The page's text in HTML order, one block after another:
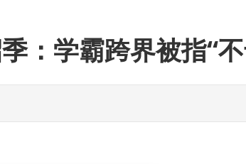
：学霸跨界被指“